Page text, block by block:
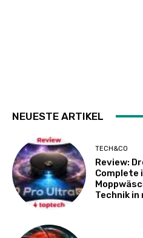
NEUESTE ARTIKEL
TECH&CO
Review:
Complete
Technik in